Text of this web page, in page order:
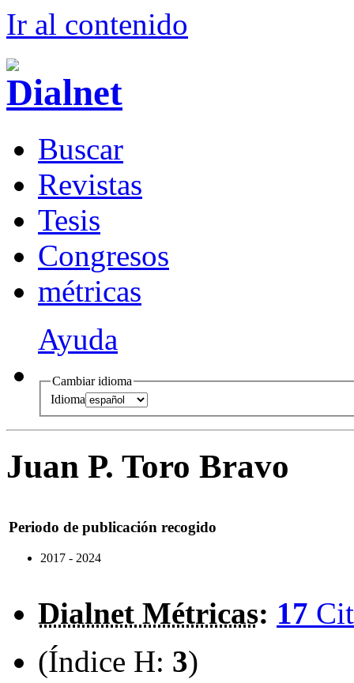
Ir al contenido
Buscar
Revistas
Tesis
Congresos
métricas
Ayuda
Cambiar idioma
Idioma
Juan P. Toro Bravo
Periodo de publicación recogido
2017 - 2024
Dialnet Métricas: 17
(Índice H: 3)